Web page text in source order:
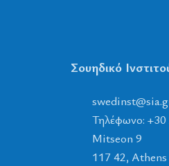
Σουηδικό
.
ais
@
tsnidews
Τηλέφωνο:
Mitseon 9
117 42, Athens